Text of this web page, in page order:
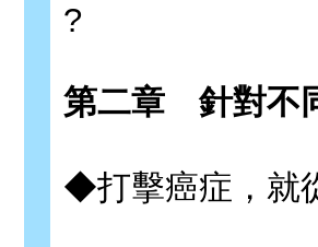
?
第二章 針對不
◆打擊癌症，就